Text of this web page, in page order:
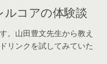
コアの体験談
。山田豊文先生から教え
リンクを試してみていた